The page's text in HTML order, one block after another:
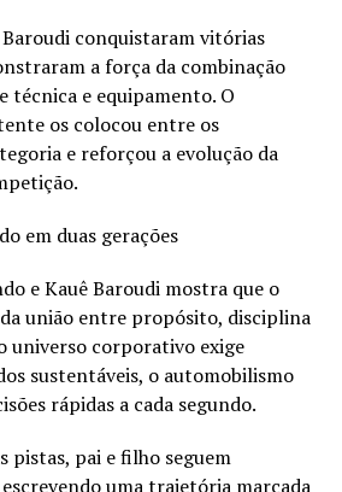
conquistaram vitórias
a força da combinação
técnica e equipamento. O
os colocou entre os
e reforçou a evolução da
em duas gerações
e Kauê Baroudi mostra que o
união entre propósito, disciplina
universo corporativo exige
sustentáveis, o automobilismo
rápidas a cada segundo.
pistas, pai e filho seguem
uma trajetória marcada